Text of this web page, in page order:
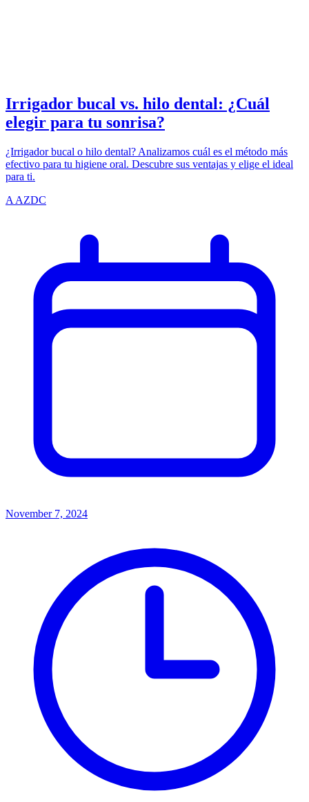
Irrigador bucal vs. hilo dental: ¿Cuál
elegir para tu sonrisa?
¿Irrigador bucal o hilo dental? Analizamos cuál es el método más
efectivo para tu higiene oral. Descubre sus ventajas y elige el ideal
para ti.
A AZDC
November 7, 2024